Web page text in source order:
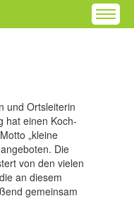
und Ortsleiterin
hat einen Koch-
„kleine
Die
von den vielen
an diesem
gemeinsam